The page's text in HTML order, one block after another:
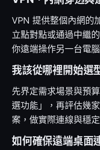
VPN 提供整個內網的
立點對點或通過中繼
你遠端操作另一台電
我該從哪裡開始選
先界定需求場景與預
選功能」，再評估幾
案，做實際連線與穩
如何確保遠端桌面